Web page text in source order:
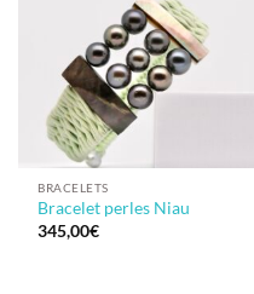
BRACELETS
Bracelet perles Niau
345,00€